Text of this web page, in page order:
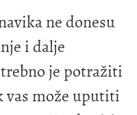
ne donesu
i dalje
je potražiti
vas može uputiti